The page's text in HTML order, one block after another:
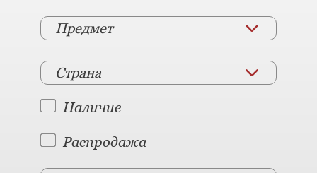
Предмет
Страна
Наличие
Распродажа